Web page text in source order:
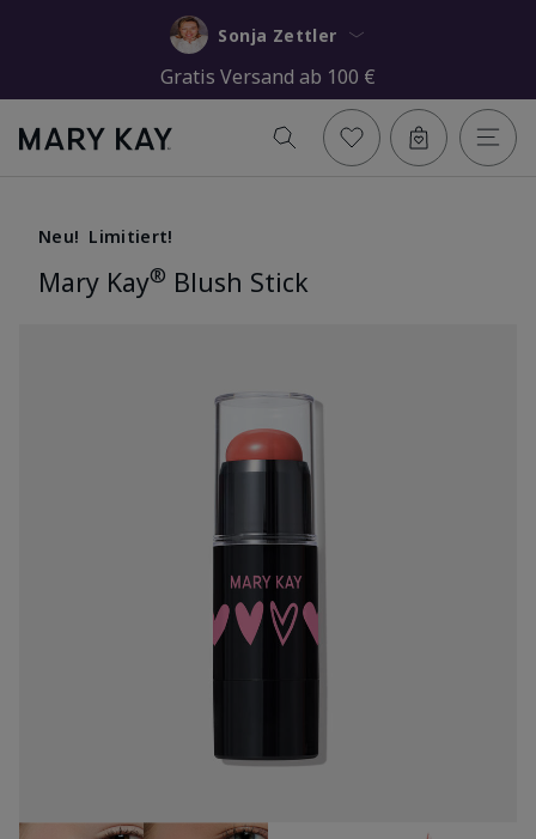
Sonja Zettler
Gratis Versand ab 100 €
Neu! Limitiert!
Mary Kay® Blush Stick